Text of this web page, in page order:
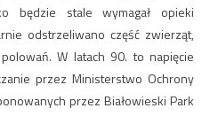
będzie stale wymagał opieki
odstrzeliwano część zwierząt,
W latach 90. to napięcie
przez Ministerstwo Ochrony
przez Białowieski Park